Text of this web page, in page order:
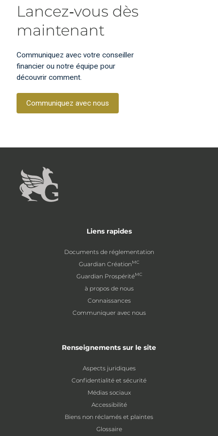
Lancez‑vous dès
maintenant
Communiquez avec votre conseiller
financier ou notre équipe pour
découvrir comment.
Communiquez avec nous
Liens rapides
Documents de réglementation
Guardian CréationMC
Guardian ProspéritéMC
à propos de nous
Connaissances
Communiquer avec nous
Renseignements sur le site
Aspects juridiques
Confidentialité et sécurité
Médias sociaux
Accessibilité
Biens non réclamés et plaintes
Glossaire